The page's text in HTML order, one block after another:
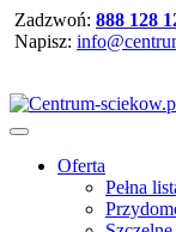
Zadzwoń: 888 128
Napisz:
Oferta
Pełna